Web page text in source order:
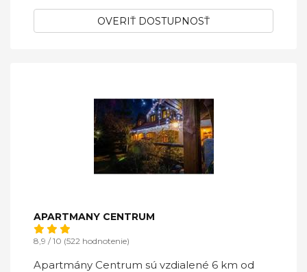
OVERIŤ DOSTUPNOSŤ
APARTMANY CENTRUM
8,9 / 10 (522 hodnotenie)
Apartmány Centrum sú vzdialené 6 km od